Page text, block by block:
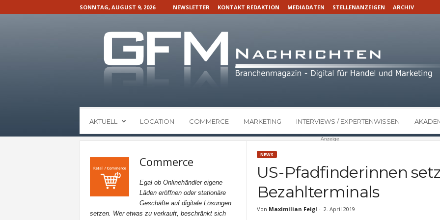
SONNTAG, AUGUST 9, 2026 NEWSLETTER KONTAKT REDAKTION MEDIADATEN STELLENANZEIGEN ARCHIV
M
N
AKTUELL LOCATION COMMERCE MARKETING INTERVIEWS / EXPERTENWISSEN
Anzeige
NEWS
US-Pfadfinderinnen
Bezahlterminals
Von Maximilian Feigl - 2. April 2019
Commerce
Egal ob Onlinehändler eigene
Läden eröffnen oder stationäre
Geschäfte auf digitale Lösungen
setzen. Wer etwas zu verkauft, beschränkt sich